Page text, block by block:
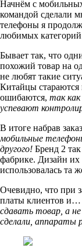
Начнём с
командой сделали
телефоны я
любимых
Бывает так, что
похожий товар на
не любят такие
Китайцы стараются
ошибаются, так
успевают
В итоге набрав
мобильные
другого! Бренд 2
фабрике. Дизайн их
использовалась та
Очевидно, что при
платы клиентов и…
сдавать товар, а
сделали, аппараты